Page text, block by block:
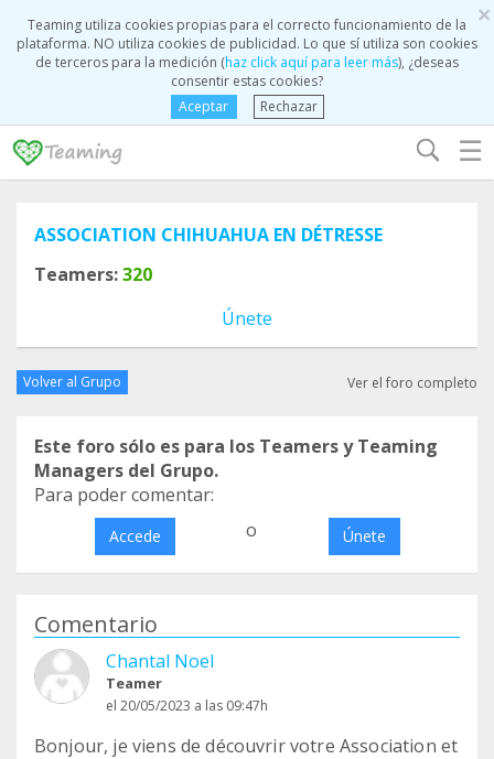
×
Teaming utiliza cookies propias para el correcto funcionamiento de la
plataforma. NO utiliza cookies de publicidad. Lo que sí utiliza son cookies
de terceros para la medición (haz click aquí para leer más), ¿deseas
consentir estas cookies?
Aceptar
Rechazar
☰
ASSOCIATION CHIHUAHUA EN DÉTRESSE
Teamers:320
Únete
Volver al Grupo Ver el foro completo
Este foro sólo es para los Teamers y Teaming
Managers del Grupo.
Para poder comentar:
Accede o Únete
Comentario
Chantal Noel
Teamer
el 20/05/2023 a las 09:47h
Bonjour, je viens de découvrir votre Association et